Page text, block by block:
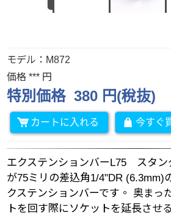
モデル：M872
価格 *** 円
特別価格 380 円(稅抜)
カートに入れる 今すぐ
エクステンションバーL75 スタ
が75ミリの差込角1/4"DR (6.3mm)
クステンションバーです。 奥まっ
トを回す際にソケットを延長させ